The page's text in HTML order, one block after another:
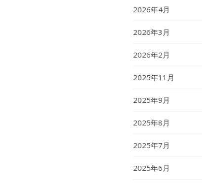
2026年4月
2026年3月
2026年2月
2025年11月
2025年9月
2025年8月
2025年7月
2025年6月